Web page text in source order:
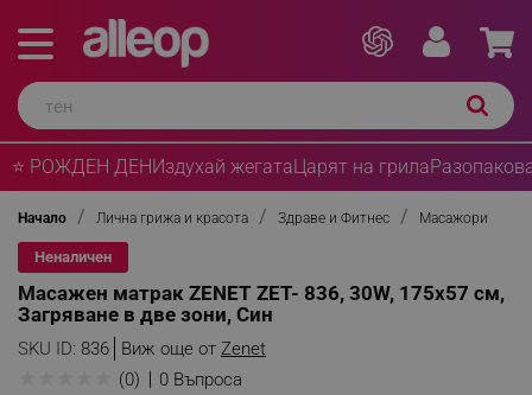
⭐ РОЖДЕН ДЕНИздухай жегатаЦарят на грила
Начало Лична грижа и красота Здраве и Фитнес Масажори
Неналичен
Масажен матрак ZENET ZET- 836, 30W, 175х57 см,
Загряване в две зони, Син
SKU ID: 836 Виж още от Zenet
(0) 0 Въпроса